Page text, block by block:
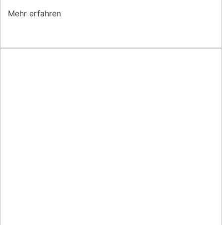
Mehr erfahren